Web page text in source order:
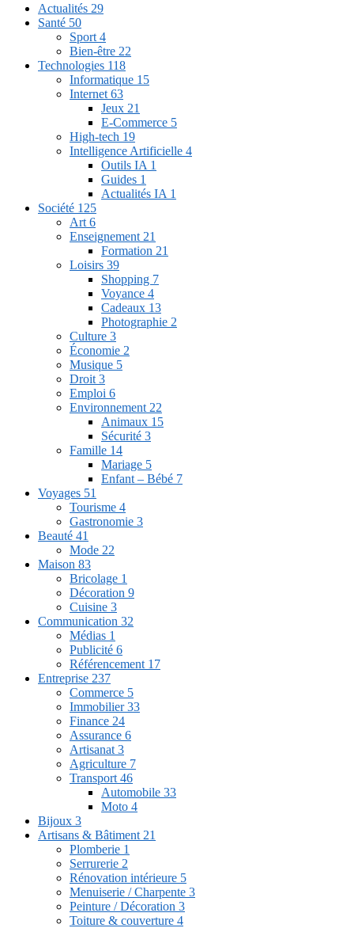
Actualités 29
Santé 50
Sport 4
Bien-être 22
Technologies 118
Informatique 15
Internet 63
Jeux 21
E-Commerce 5
High-tech 19
Intelligence Artificielle 4
Outils IA 1
Guides 1
Actualités IA 1
Société 125
Art 6
Enseignement 21
Formation 21
Loisirs 39
Shopping 7
Voyance 4
Cadeaux 13
Photographie 2
Culture 3
Économie 2
Musique 5
Droit 3
Emploi 6
Environnement 22
Animaux 15
Sécurité 3
Famille 14
Mariage 5
Enfant – Bébé 7
Voyages 51
Tourisme 4
Gastronomie 3
Beauté 41
Mode 22
Maison 83
Bricolage 1
Décoration 9
Cuisine 3
Communication 32
Médias 1
Publicité 6
Référencement 17
Entreprise 237
Commerce 5
Immobilier33
Finance 24
Assurance 6
Artisanat 3
Agriculture 7
Transport 46
Automobile 33
Moto 4
Bijoux 3
Artisans & Bâtiment 21
Plomberie 1
Serrurerie 2
Rénovation intérieure 5
Menuiserie / Charpente 3
Peinture / Décoration 3
Toiture & couverture 4